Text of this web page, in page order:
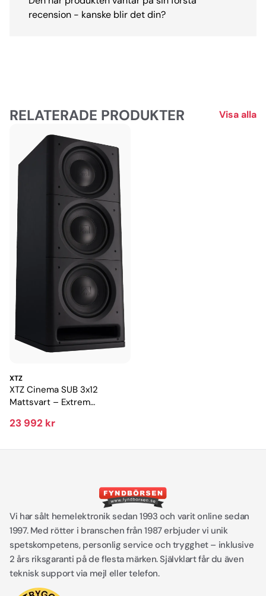
recension - kanske blir det din?
RELATERADE PRODUKTER Visa alla
XTZ
XTZ Cinema SUB 3x12
Mattsvart – Extrem
hemma
23 992 kr
Vi har sålt hemelektronik sedan 1993 och varit online sedan
1997. Med rötter i branschen från 1987 erbjuder vi unik
spetskompetens, personlig service och trygghet – inklusive
2 års riksgaranti på de flesta märken. Självklart får du även
teknisk support via mejl eller telefon.